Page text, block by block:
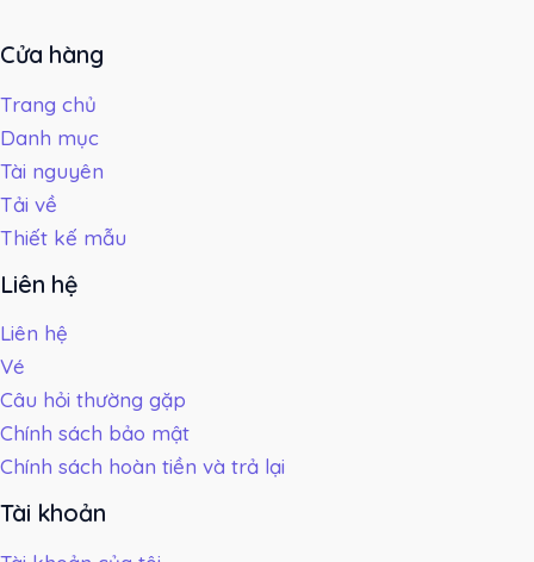
Cửa hàng
Trang chủ
Danh mục
Tài nguyên
Tải về
Thiết kế mẫu
Liên hệ
Liên hệ
Vé
Câu hỏi thường gặp
Chính sách bảo mật
Chính sách hoàn tiền và trả lại
Tài khoản